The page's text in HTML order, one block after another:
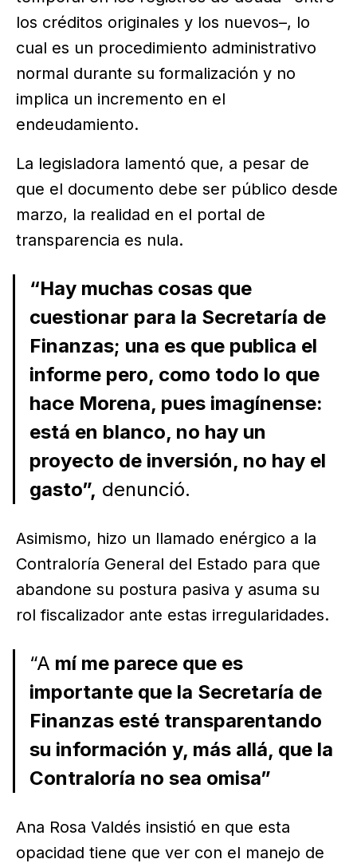
los créditos originales y los nuevos–, lo
cual es un procedimiento administrativo
normal durante su formalización y no
implica un incremento en el
endeudamiento.
La legisladora lamentó que, a pesar de
que el documento debe ser público desde
marzo, la realidad en el portal de
transparencia es nula.
“Hay muchas cosas que
cuestionar para la Secretaría de
Finanzas; una es que publica el
informe pero, como todo lo que
hace Morena, pues imagínense:
está en blanco, no hay un
proyecto de inversión, no hay el
gasto”, denunció.
Asimismo, hizo un llamado enérgico a la
Contraloría General del Estado para que
abandone su postura pasiva y asuma su
rol fiscalizador ante estas irregularidades.
“A mí me parece que es
importante que la Secretaría de
Finanzas esté transparentando
su información y, más allá, que la
Contraloría no sea omisa”
Ana Rosa Valdés insistió en que esta
opacidad tiene que ver con el manejo de